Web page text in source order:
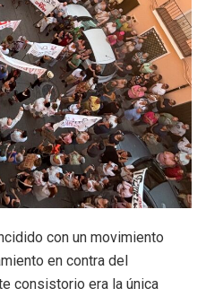
con un movimiento
en contra del
consistorio era la única